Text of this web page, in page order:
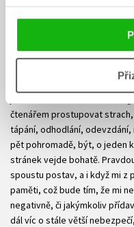
malinu, ve stejné době jsem
názvem C.B. Strike.
přetvořen do seriálové
postavy, jako ty zfilmované,
Tentokrát se vyšetřovací
mozků, nebezpečných
čtenářem prostupovat
tápání, odhodlání,
pět pohromadě, být, o jeden
stránek vejde bohatě.
spoustu postav, a i když mi z
paměti, což bude tím, že mi
negativně, či jakýmkoliv
dál víc o stále větší